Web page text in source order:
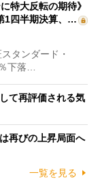
特大反転の期待》
1四半期決算、…
タンダード・
下落…
て再評価される気
再びの上昇局面へ
一覧を見る